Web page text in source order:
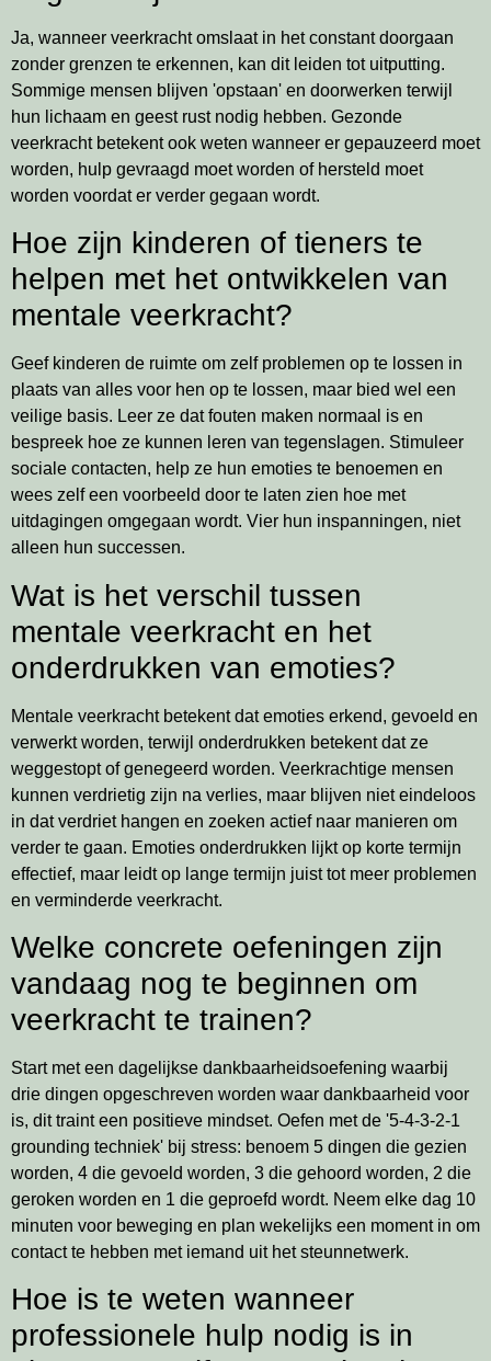
Ja, wanneer veerkracht omslaat in het constant doorgaan
zonder grenzen te erkennen, kan dit leiden tot uitputting.
Sommige mensen blijven 'opstaan' en doorwerken terwijl
hun lichaam en geest rust nodig hebben. Gezonde
veerkracht betekent ook weten wanneer er gepauzeerd moet
worden, hulp gevraagd moet worden of hersteld moet
worden voordat er verder gegaan wordt.
Hoe zijn kinderen of tieners te
helpen met het ontwikkelen van
mentale veerkracht?
Geef kinderen de ruimte om zelf problemen op te lossen in
plaats van alles voor hen op te lossen, maar bied wel een
veilige basis. Leer ze dat fouten maken normaal is en
bespreek hoe ze kunnen leren van tegenslagen. Stimuleer
sociale contacten, help ze hun emoties te benoemen en
wees zelf een voorbeeld door te laten zien hoe met
uitdagingen omgegaan wordt. Vier hun inspanningen, niet
alleen hun successen.
Wat is het verschil tussen
mentale veerkracht en het
onderdrukken van emoties?
Mentale veerkracht betekent dat emoties erkend, gevoeld en
verwerkt worden, terwijl onderdrukken betekent dat ze
weggestopt of genegeerd worden. Veerkrachtige mensen
kunnen verdrietig zijn na verlies, maar blijven niet eindeloos
in dat verdriet hangen en zoeken actief naar manieren om
verder te gaan. Emoties onderdrukken lijkt op korte termijn
effectief, maar leidt op lange termijn juist tot meer problemen
en verminderde veerkracht.
Welke concrete oefeningen zijn
vandaag nog te beginnen om
veerkracht te trainen?
Start met een dagelijkse dankbaarheidsoefening waarbij
drie dingen opgeschreven worden waar dankbaarheid voor
is, dit traint een positieve mindset. Oefen met de '5-4-3-2-1
grounding techniek' bij stress: benoem 5 dingen die gezien
worden, 4 die gevoeld worden, 3 die gehoord worden, 2 die
geroken worden en 1 die geproefd wordt. Neem elke dag 10
minuten voor beweging en plan wekelijks een moment in om
contact te hebben met iemand uit het steunnetwerk.
Hoe is te weten wanneer
professionele hulp nodig is in